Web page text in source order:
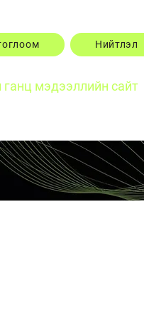
Нийтлэл
мэдээллийн сайт